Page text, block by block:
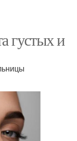
густых и